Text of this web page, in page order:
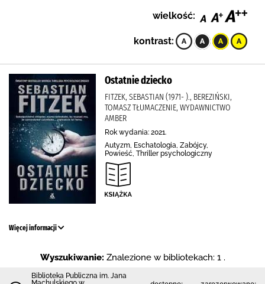
wielkość:
kontrast:
Ostatnie dziecko
FITZEK, SEBASTIAN (1971- )., BEREZIŃSKI,
TOMASZ TŁUMACZENIE, WYDAWNICTWO
AMBER
Rok wydania: 2021.
Autyzm, Eschatologia, Zabójcy,
Powieść, Thriller psychologiczny
Więcej informacji
Wyszukiwanie: Znalezione w bibliotekach: 1 .
Biblioteka Publiczna im. Jana